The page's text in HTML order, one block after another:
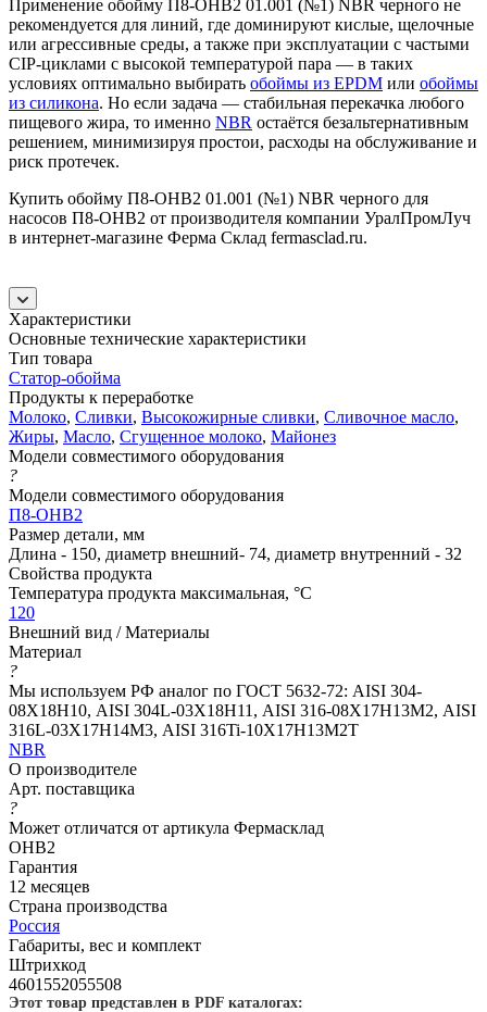
Применение обойму П8-ОНВ2 01.001 (№1) NBR черного не
рекомендуется для линий, где доминируют кислые, щелочные
или агрессивные среды, а также при эксплуатации с частыми
CIP-циклами с высокой температурой пара — в таких
условиях оптимально выбирать обоймы из EPDM или обоймы
из силикона. Но если задача — стабильная перекачка любого
пищевого жира, то именно NBR остаётся безальтернативным
решением, минимизируя простои, расходы на обслуживание и
риск протечек.
Купить обойму П8-ОНВ2 01.001 (№1) NBR черного для
насосов П8-ОНВ2 от производителя компании УралПромЛуч
в интернет-магазине Ферма Склад fermasclad.ru.
Характеристики
Основные технические характеристики
Тип товара
Статор-обойма
Продукты к переработке
Молоко, Сливки, Высокожирные сливки, Сливочное масло,
Жиры, Масло, Сгущенное молоко, Майонез
Модели совместимого оборудования
?
Модели совместимого оборудования
П8-ОНВ2
Размер детали, мм
Длина - 150, диаметр внешний- 74, диаметр внутренний - 32
Свойства продукта
Температура продукта максимальная, °C
120
Внешний вид / Материалы
Материал
?
Мы используем РФ аналог по ГОСТ 5632-72: AISI 304-
08Х18Н10, AISI 304L-03Х18Н11, AISI 316-08Х17Н13М2, AISI
316L-03Х17Н14М3, AISI 316Ti-10Х17Н13М2Т
NBR
О производителе
Арт. поставщика
?
Может отличатся от артикула Фермасклад
ОНВ2
Гарантия
12 месяцев
Страна производства
Россия
Габариты, вес и комплект
Штрихкод
4601552055508
Этот товар представлен в PDF каталогах: